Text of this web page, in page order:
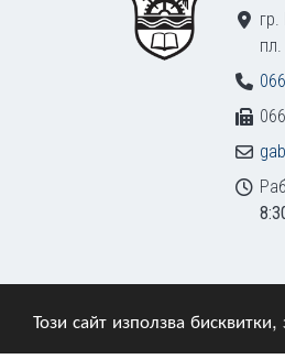
Този сайт използва
© 2009–2026